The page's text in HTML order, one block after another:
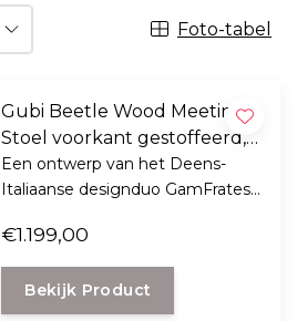
Foto-tabel
Gubi Beetle Wood Meeting
Stoel voorkant gestoffeerd,
swivel met wielen
Een ontwerp van het Deens-
Italiaanse designduo GamFratesi
Chair is er voor uw thuiskantoor
of formele werkruimte.
€1.199,00
Bekijk Product